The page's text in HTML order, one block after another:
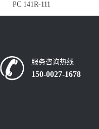
PC 141R-111
服务咨询热线
150-0027-1678